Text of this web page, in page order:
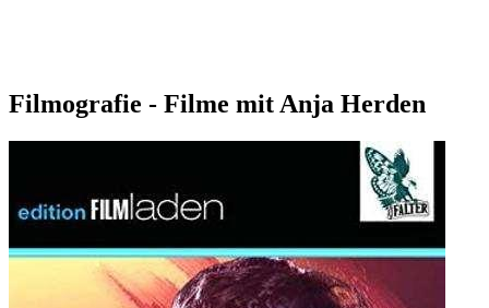
Filmografie - Filme mit Anja Herden